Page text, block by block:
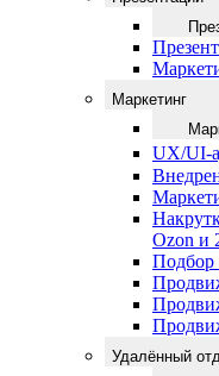
Маркетинг
UX/UI-
Ozon и
Подбор
Удалённый